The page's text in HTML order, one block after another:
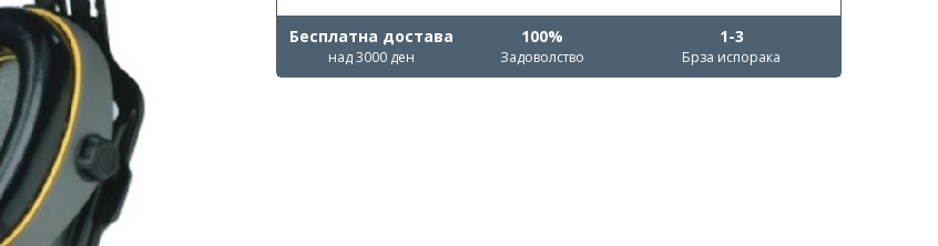
Бесплатна достава
над 3000 ден
100%
Задоволство
1-3
Брза испорака